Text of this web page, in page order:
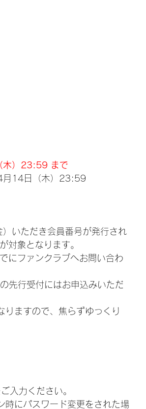
木）23:59 まで
月14日（木）23:59
いただき会員番号が発行され
対象となります。
にファンクラブへお問い合わ
先行受付にはお申込みいただ
ますので、焦らずゆっくり
入力ください。
にパスワード変更をされた場